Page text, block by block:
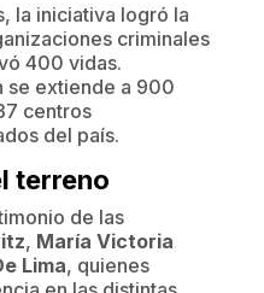
la iniciativa logró la
criminales
400 vidas.
se extiende a 900
centros
del país.
terreno
de las
, María Victoria
Lima, quienes